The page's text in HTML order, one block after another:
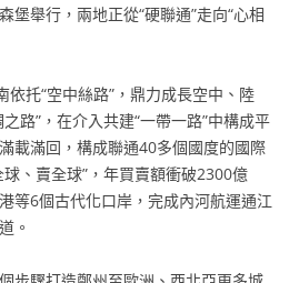
堡舉行，兩地正從“硬聯通”走向“心相
依托“空中絲路”，鼎力成長空中、陸
路”，在介入共建“一帶一路”中構成平
載滿回，構成聯通40多個國度的國際
、賣全球”，年買賣額衝破2300億
等6個古代化口岸，完成內河航運通江
。